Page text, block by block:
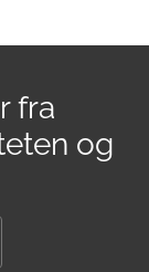
fra
og